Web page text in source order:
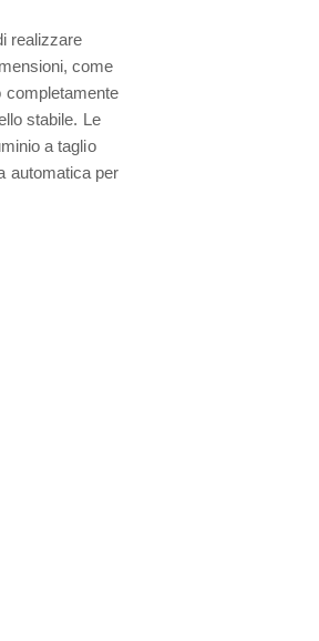
realizzare
come
completamente
stabile. Le
a taglio
automatica per